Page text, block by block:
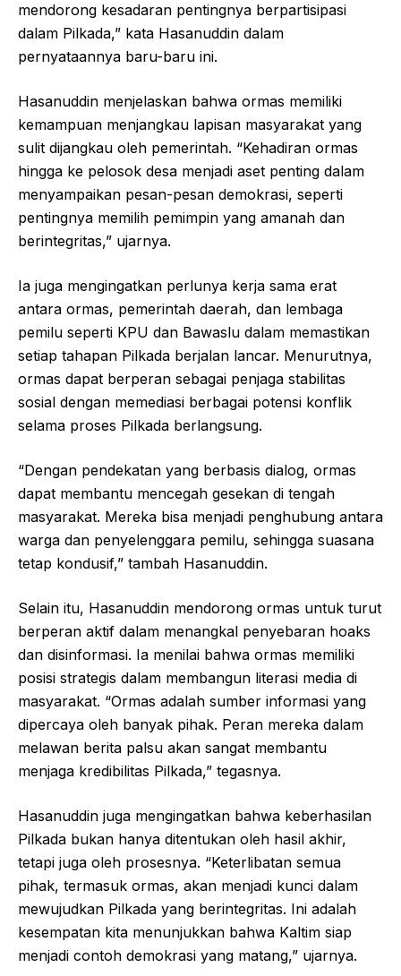
mendorong kesadaran pentingnya berpartisipasi
dalam Pilkada,” kata Hasanuddin dalam
pernyataannya baru-baru ini.
Hasanuddin menjelaskan bahwa ormas memiliki
kemampuan menjangkau lapisan masyarakat yang
sulit dijangkau oleh pemerintah. “Kehadiran ormas
hingga ke pelosok desa menjadi aset penting dalam
menyampaikan pesan-pesan demokrasi, seperti
pentingnya memilih pemimpin yang amanah dan
berintegritas,” ujarnya.
Ia juga mengingatkan perlunya kerja sama erat
antara ormas, pemerintah daerah, dan lembaga
pemilu seperti KPU dan Bawaslu dalam memastikan
setiap tahapan Pilkada berjalan lancar. Menurutnya,
ormas dapat berperan sebagai penjaga stabilitas
sosial dengan memediasi berbagai potensi konflik
selama proses Pilkada berlangsung.
“Dengan pendekatan yang berbasis dialog, ormas
dapat membantu mencegah gesekan di tengah
masyarakat. Mereka bisa menjadi penghubung antara
warga dan penyelenggara pemilu, sehingga suasana
tetap kondusif,” tambah Hasanuddin.
Selain itu, Hasanuddin mendorong ormas untuk turut
berperan aktif dalam menangkal penyebaran hoaks
dan disinformasi. Ia menilai bahwa ormas memiliki
posisi strategis dalam membangun literasi media di
masyarakat. “Ormas adalah sumber informasi yang
dipercaya oleh banyak pihak. Peran mereka dalam
melawan berita palsu akan sangat membantu
menjaga kredibilitas Pilkada,” tegasnya.
Hasanuddin juga mengingatkan bahwa keberhasilan
Pilkada bukan hanya ditentukan oleh hasil akhir,
tetapi juga oleh prosesnya. “Keterlibatan semua
pihak, termasuk ormas, akan menjadi kunci dalam
mewujudkan Pilkada yang berintegritas. Ini adalah
kesempatan kita menunjukkan bahwa Kaltim siap
menjadi contoh demokrasi yang matang,” ujarnya.